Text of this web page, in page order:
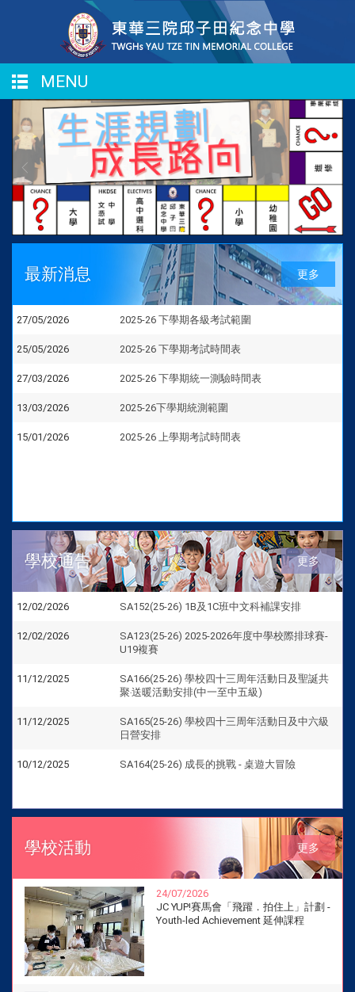
MENU
更多
最新消息
27/05/2026 2025-26 下學期各級考試範圍
25/05/2026 2025-26 下學期考試時間表
27/03/2026 2025-26 下學期統一測驗時間表
13/03/2026 2025-26下學期統測範圍
15/01/2026 2025-26 上學期考試時間表
更多
學校通告
12/02/2026 SA152(25-26) 1B及1C班中文科補課安排
12/02/2026
SA123(25-26) 2025-2026年度中學校際排球賽-
U19複賽
11/12/2025
SA166(25-26) 學校四十三周年活動日及聖誕共
聚‧送暖活動安排(中一至中五級)
11/12/2025
SA165(25-26) 學校四十三周年活動日及中六級
日營安排
10/12/2025 SA164(25-26) 成長的挑戰 - 桌遊大冒險
更多
學校活動
24/07/2026
JC YUP!賽馬會「飛躍．拍住上」計劃 -
Youth-led Achievement 延伸課程